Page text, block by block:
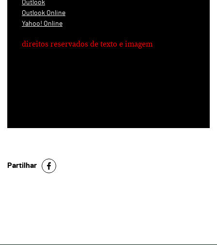
Outlook
Outlook Online
Yahoo! Online
direitos reservados de texto e imagem
Partilhar